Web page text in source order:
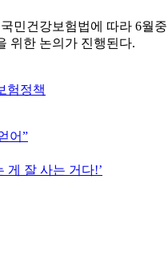
민건강보험법에 따라 6월
위한 논의가 진행된다.
험정책
어”
게 잘 사는 거다!’